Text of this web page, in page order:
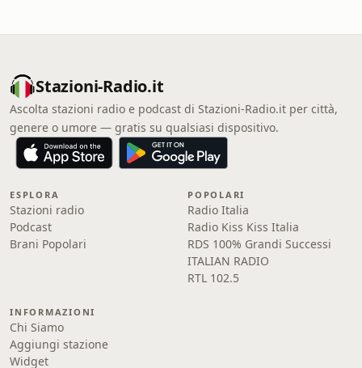
Stazioni-Radio.it
Ascolta stazioni radio e podcast di Stazioni-Radio.it per città,
genere o umore — gratis su qualsiasi dispositivo.
ESPLORA
Stazioni radio
Podcast
Brani Popolari
POPOLARI
Radio Italia
Radio Kiss Kiss Italia
RDS 100% Grandi Successi
ITALIAN RADIO
RTL 102.5
INFORMAZIONI
Chi Siamo
Aggiungi stazione
Widget